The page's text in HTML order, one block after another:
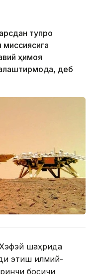
тупроқ
ҳимоя
деб
шаҳрида
этиш илмий-
босқичи